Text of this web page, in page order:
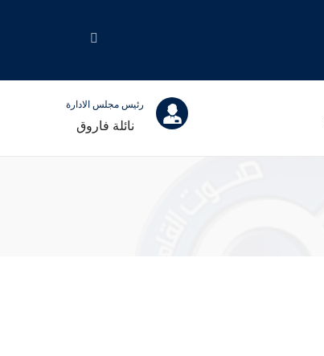
رئيس مجلس الادارة
نائلة فاروق